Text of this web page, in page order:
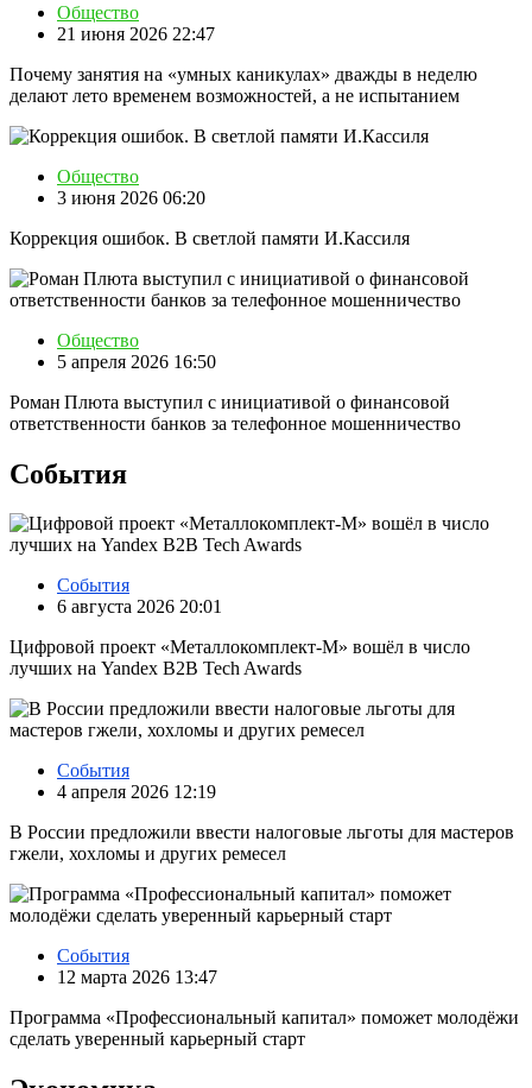
Общество
21 июня 2026 22:47
Почему занятия на «умных каникулах» дважды в неделю
делают лето временем возможностей, а не испытанием
Общество
3 июня 2026 06:20
Коррекция ошибок. В светлой памяти И.Кассиля
Общество
5 апреля 2026 16:50
Роман Плюта выступил с инициативой о финансовой
ответственности банков за телефонное мошенничество
События
События
6 августа 2026 20:01
Цифровой проект «Металлокомплект-М» вошёл в число
лучших на Yandex B2B Tech Awards
События
4 апреля 2026 12:19
В России предложили ввести налоговые льготы для мастеров
гжели, хохломы и других ремесел
События
12 марта 2026 13:47
Программа «Профессиональный капитал» поможет молодёжи
сделать уверенный карьерный старт